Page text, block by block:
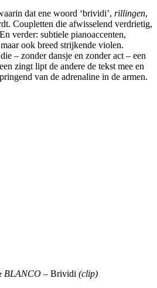
dat ene woord ‘brividi’, rillingen,
Coupletten die afwisselend verdrietig,
verder: subtiele pianoaccenten,
ook breed strijkende violen.
– zonder dansje en zonder act – een
zingt lipt de andere de tekst mee en
van de adrenaline in de armen.
BLANCO – Brividi (clip)